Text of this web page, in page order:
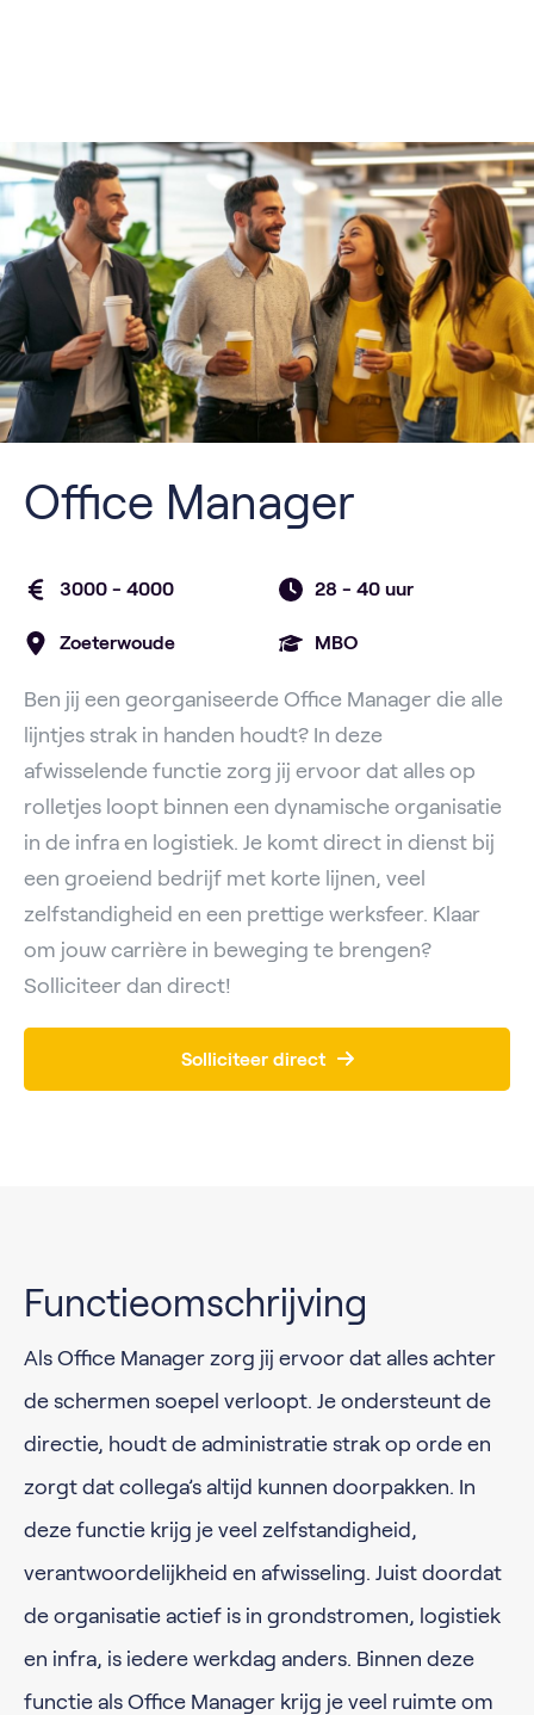
Office Manager
3000 - 4000 28 - 40 uur
Zoeterwoude MBO
Ben jij een georganiseerde Office Manager die alle
lijntjes strak in handen houdt? In deze
afwisselende functie zorg jij ervoor dat alles op
rolletjes loopt binnen een dynamische organisatie
in de infra en logistiek. Je komt direct in dienst bij
een groeiend bedrijf met korte lijnen, veel
zelfstandigheid en een prettige werksfeer. Klaar
om jouw carrière in beweging te brengen?
Solliciteer dan direct!
Solliciteer direct
Functieomschrijving
Als Office Manager zorg jij ervoor dat alles achter
de schermen soepel verloopt. Je ondersteunt de
directie, houdt de administratie strak op orde en
zorgt dat collega’s altijd kunnen doorpakken. In
deze functie krijg je veel zelfstandigheid,
verantwoordelijkheid en afwisseling. Juist doordat
de organisatie actief is in grondstromen, logistiek
en infra, is iedere werkdag anders. Binnen deze
functie als Office Manager krijg je veel ruimte om